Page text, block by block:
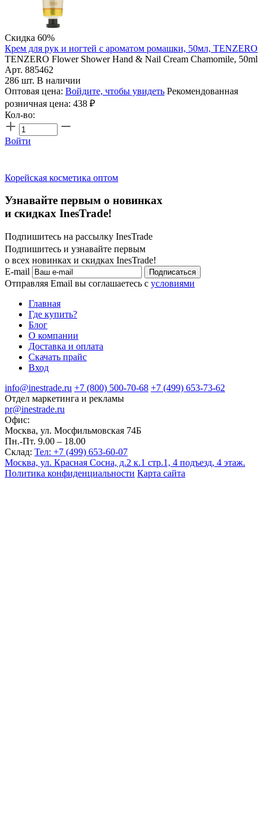
Скидка 60%
Крем для рук и ногтей с ароматом ромашки, 50мл, TENZERO
TENZERO Flower Shower Hand & Nail Cream Chamomile, 50ml
Арт. 885462
286 шт. В наличии
Оптовая цена: Войдите, чтобы увидеть Рекомендованная
розничная цена: 438 ₽
Кол-во:
Войти
Корейская косметика оптом
Узнавайте первым о новинках
и скидках InesTrade!
Подпишитесь на рассылку InesTrade
Подпишитесь и узнавайте первым
о всех новинках и скидках InesTrade!
E-mail
Подписаться
Отправляя Email вы соглашаетесь с условиями
Главная
Где купить?
Блог
О компании
Доставка и оплата
Скачать прайс
Вход
info@inestrade.ru +7 (800) 500-70-68 +7 (499) 653-73-62
Отдел маркетинга и рекламы
pr@inestrade.ru
Офис:
Москва, ул. Мосфильмовская 74Б
Пн.-Пт. 9.00 – 18.00
Склад: Тел: +7 (499) 653-60-07
Москва, ул. Красная Сосна, д.2 к.1 стр.1, 4 подъезд, 4 этаж.
Политика конфиденциальности Карта сайта